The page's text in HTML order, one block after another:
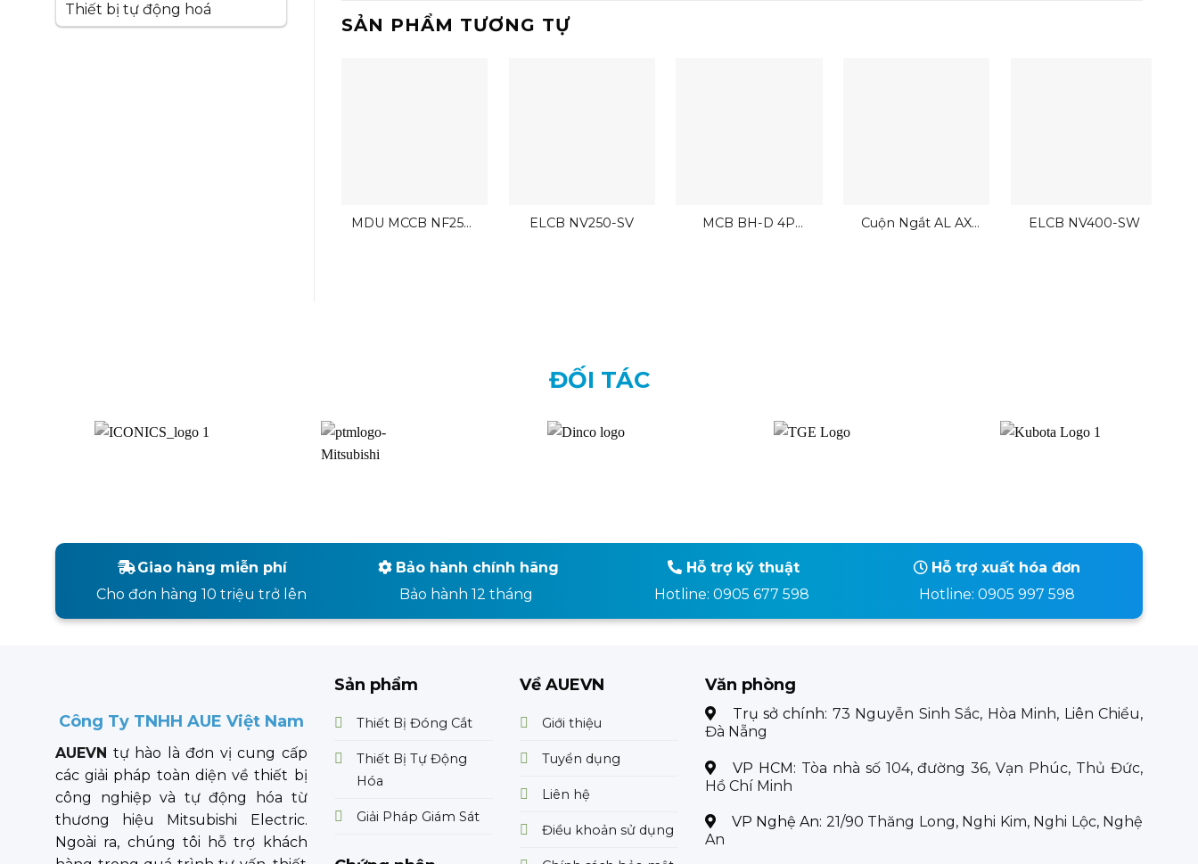
Thiết bị tự động hoá
SẢN PHẨM TƯƠNG TỰ
MDU MCCB NF250-
ELCB NV250-SV
MCB BH-D 4P
Cuộn Ngắt AL AX
ELCB NV400-SW
ĐỐI TÁC
Giao hàng miễn phí
Cho đơn hàng 10 triệu trở lên
Bảo hành chính hãng
Bảo hành 12 tháng
Hỗ trợ kỹ thuật
Hotline: 0905 677 598
Hỗ trợ xuất hóa đơn
Hotline: 0905 997 598
Công Ty TNHH AUE Việt Nam
AUEVN tự hào là đơn vị cung cấp
các giải pháp toàn diện về thiết bị
công nghiệp và tự động hóa từ
thương hiệu Mitsubishi Electric.
Ngoài ra, chúng tôi hỗ trợ khách
Sản phẩm
Thiết Bị Đóng Cắt
Thiết Bị Tự Động
Hóa
Giải Pháp Giám Sát
Về AUEVN
Giới thiệu
Tuyển dụng
Liên hệ
Điều khoản sử dụng
Văn phòng
Trụ sở chính: 73 Nguyễn Sinh Sắc, Hòa Minh, Liên Chiểu,
Đà Nẵng
VP HCM: Tòa nhà số 104, đường 36, Vạn Phúc, Thủ Đức,
Hồ Chí Minh
VP Nghệ An: 21/90 Thăng Long, Nghi Kim, Nghi Lộc, Nghệ
An